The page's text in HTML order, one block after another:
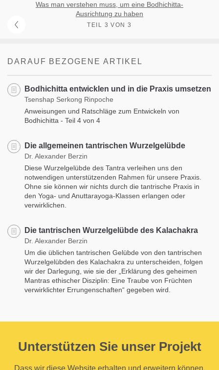
Was man verstehen muss, um eine Bodhichitta-
Ausrichtung zu haben
TEIL 3 VON 3
DARAUF BEZOGENE ARTIKEL
Bodhichitta entwicklen und in die Praxis umsetzen
Tsenshap Serkong Rinpoche
Anweisungen und Ratschläge zum Entwickeln von
Bodhichitta - Teil 4 von 4
Die allgemeinen tantrischen Wurzelgelübde
Dr. Alexander Berzin
Diese Wurzelgelübde des Tantra verleihen uns den
notwendigen unterstützenden Rahmen für unsere Praxis.
Ohne sie können wir nichts durch die tantrische Praxis in
den Yoga- und Anuttarayoga-Klassen erlangen oder
verwirklichen.
Die tantrischen Wurzelgelübde des Kalachakra
Dr. Alexander Berzin
Um die üblichen tantrischen Gelübde von den tantrischen
Wurzelgelübden des Kalachakra zu unterscheiden, folgen
wir der Darlegung, wie sie der „Erklärung des geheimen
Mantras ethischer Disziplin: Eine Traube von Früchten
verwirklichter Errungenschaften“ gegeben wird.
Unterstützen Sie unser Projekt